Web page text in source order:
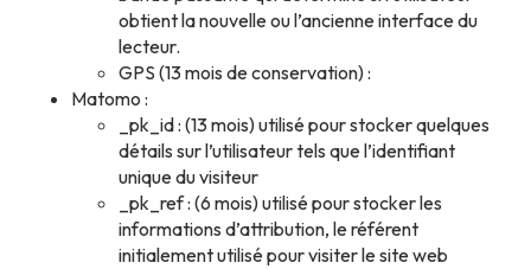
obtient la nouvelle ou l’ancienne interface du
lecteur.
GPS (13 mois de conservation) :
Matomo :
_pk_id : (13 mois) utilisé pour stocker quelques
détails sur l’utilisateur tels que l’identifiant
unique du visiteur
_pk_ref : (6 mois) utilisé pour stocker les
informations d’attribution, le référent
initialement utilisé pour visiter le site web